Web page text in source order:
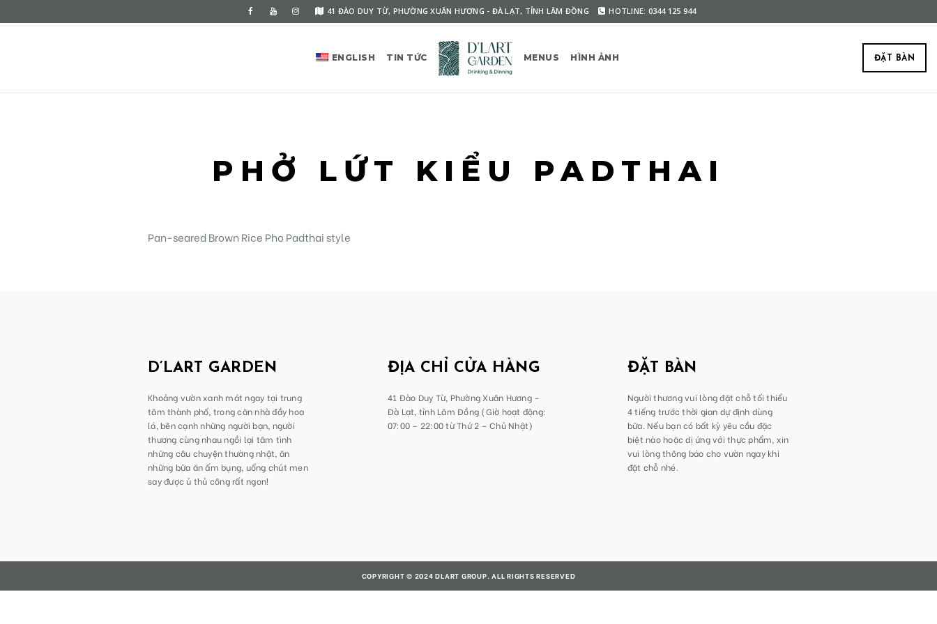
41 ĐÀO DUY TỪ, PHƯỜNG XUÂN HƯƠNG - ĐÀ LẠT, TỈNH LÂM ĐỒNG HOTLINE: 0344 125 944
ĐẶT BÀN
ENGLISH TIN TỨC MENUS HÌNH ẢNH
PHỞ LỨT KIỂU PADTHAI
Pan-seared Brown Rice Pho Padthai style
D’LART GARDEN
Khoảng vườn xanh mát ngay tại trung
tâm thành phố, trong căn nhà đầy hoa
lá, bên cạnh những người bạn, người
thương cùng nhau ngồi lại tâm tình
những câu chuyện thường nhật, ăn
những bữa ăn ấm bụng, uống chút men
say được ủ thủ công rất ngon!
ĐỊA CHỈ CỬA HÀNG
41 Đào Duy Từ, Phường Xuân Hương –
Đà Lạt, tỉnh Lâm Đồng (Giờ hoạt động:
07:00 – 22:00 từ Thứ 2 – Chủ Nhật)
ĐẶT BÀN
Người thương vui lòng đặt chỗ tối thiểu
4 tiếng trước thời gian dự định dùng
bữa. Nếu bạn có bất kỳ yêu cầu đặc
biệt nào hoặc dị ứng với thực phẩm, xin
vui lòng thông báo cho vườn ngay khi
đặt chỗ nhé.
COPYRIGHT © 2024 DLART GROUP. ALL RIGHTS RESERVED